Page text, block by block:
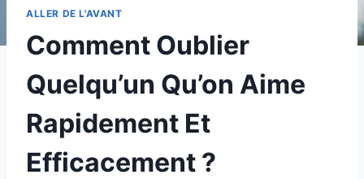
ALLER DE L'AVANT
Comment Oublier
Quelqu’un Qu’on Aime
Rapidement Et
Efficacement ?